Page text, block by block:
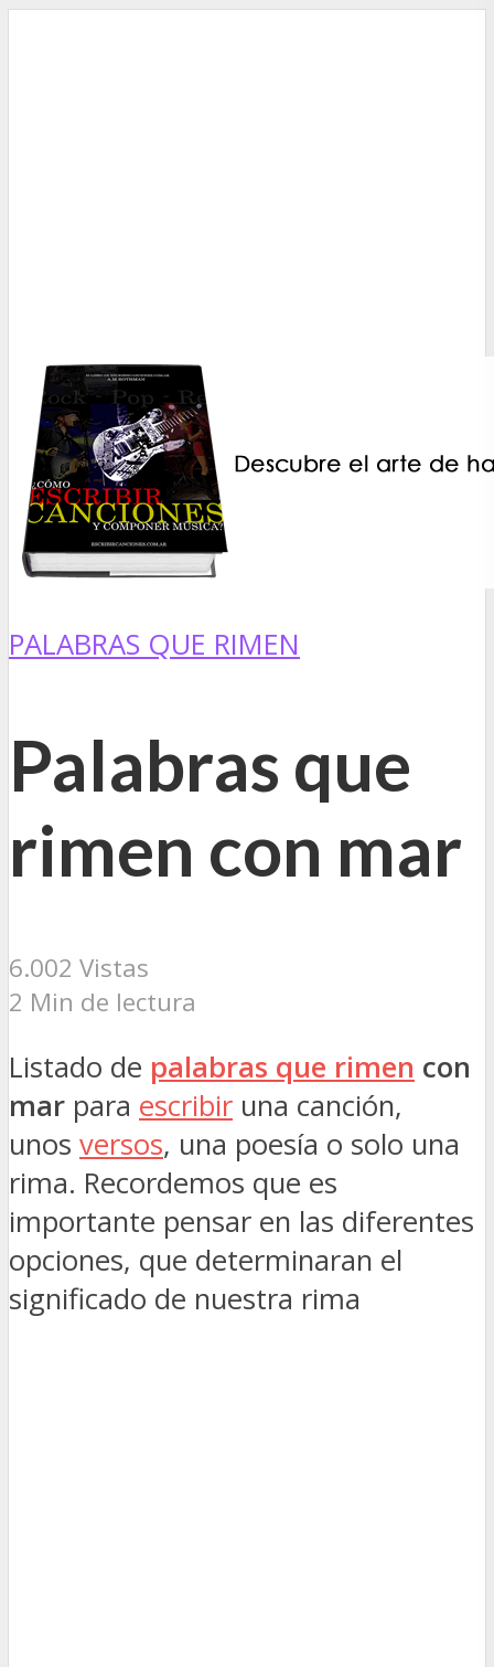
PALABRAS QUE RIMEN
Palabras que
rimen con mar
6.002 Vistas
2 Min de lectura
Listado de palabras que rimen con
mar para escribir una canción,
unos versos, una poesía o solo una
rima. Recordemos que es
importante pensar en las diferentes
opciones, que determinaran el
significado de nuestra rima